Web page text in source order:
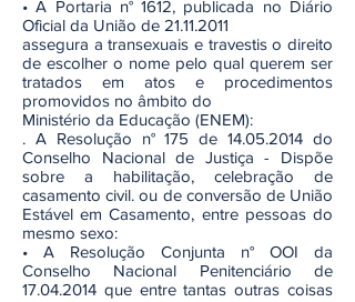
• A Portaria n° 1612, publicada no Diário
Oficial da União de 21.11.2011
assegura a transexuais e travestis o direito
de escolher o nome pelo qual querem ser
tratados em atos e procedimentos
promovidos no âmbito do
Ministério da Educação (ENEM):
. A Resolução n° 175 de 14.05.2014 do
Conselho Nacional de Justiça - Dispõe
sobre a habilitação, celebração de
casamento civil. ou de conversão de União
Estável em Casamento, entre pessoas do
mesmo sexo:
• A Resolução Conjunta n° OOI da
Conselho Nacional Penitenciário de
17.04.2014 que entre tantas outras coisas